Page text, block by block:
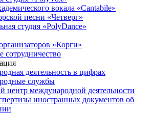
вокала «Cantabile»
песни «Четверг»
студия «PolyDance»
«Корги»
деятельность в цифрах
службы
центр международной деятельности
иностранных документов об